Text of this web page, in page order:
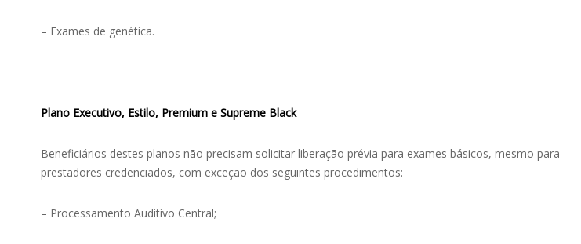
– Exames de genética.
Plano Executivo, Estilo, Premium e Supreme Black
Beneficiários destes planos não precisam solicitar liberação prévia para exames básicos, mesmo para
prestadores credenciados, com exceção dos seguintes procedimentos:
– Processamento Auditivo Central;